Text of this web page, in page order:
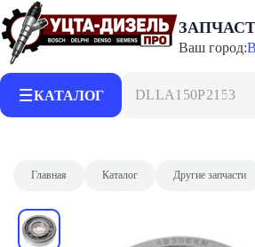
Ваш город:
КАТАЛОГ DLLA150P2153
Главная Каталог Другие запчасти